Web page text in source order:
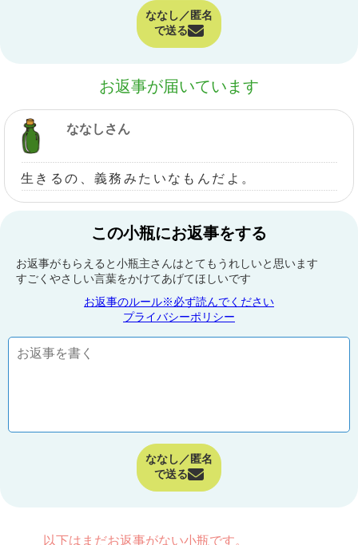
ななし／匿名
で送る
お返事が届いています
ななしさん
生きるの、義務みたいなもんだよ。
この小瓶にお返事をする
お返事がもらえると小瓶主さんはとてもうれしいと思います
すごくやさしい言葉をかけてあげてほしいです
お返事のルール※必ず読んでください
プライバシーポリシー
ななし／匿名
で送る
以下はまだお返事がない小瓶です。